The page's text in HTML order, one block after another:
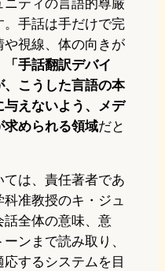
ニティの言語的尊厳
手話は手だけで完
視線、体の向きが
「手話翻訳デバイ
こうした言語の本
えないよう、メデ
求められる領域だと
は、責任著者であ
准教授のキ・ジュ
話全体の意味、意
ンまで読み取り、
するシステムを目